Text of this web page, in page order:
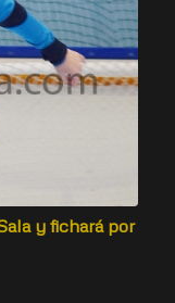
y fichará por